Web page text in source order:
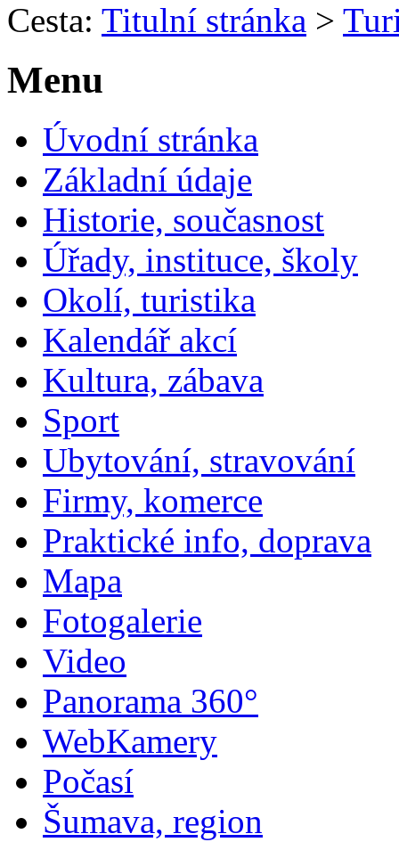
Cesta: Titulní stránka >
Menu
Úvodní stránka
Základní údaje
Historie, současnost
Úřady, instituce, školy
Okolí, turistika
Kalendář akcí
Kultura, zábava
Sport
Ubytování, stravování
Firmy, komerce
Praktické info, doprava
Mapa
Fotogalerie
Video
Panorama 360°
WebKamery
Počasí
Šumava, region